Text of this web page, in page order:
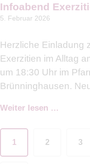
Infoabend
5. Februar 2026
Herzliche Einladung
Exerzitien im Alltag
um 18:30 Uhr im
Brünninghausen.
Weiter lesen …
1 2 3